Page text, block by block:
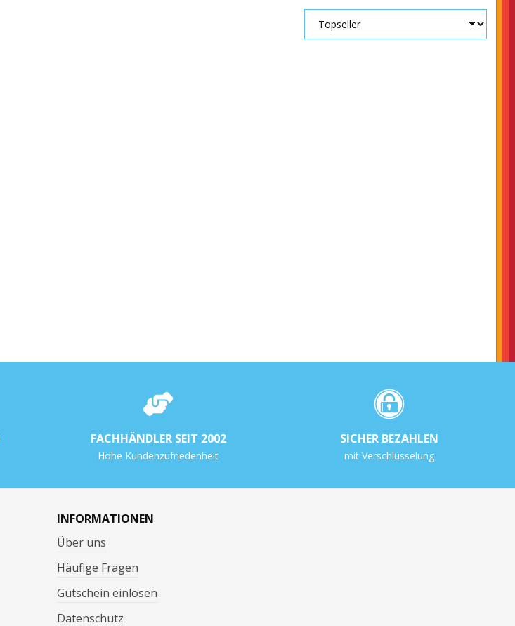
FACHHÄNDLER SEIT 2002
Hohe Kundenzufriedenheit
SICHER BEZAHLEN
mit Verschlüsselung
INFORMATIONEN
Über uns
Häufige Fragen
Gutschein einlösen
Datenschutz